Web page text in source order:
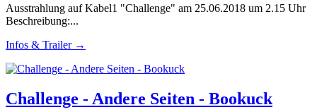
Ausstrahlung auf Kabel1 "Challenge" am 25.06.2018 um 2.15 Uhr
Beschreibung:...
Infos & Trailer →
Challenge - Andere Seiten - Bookuck